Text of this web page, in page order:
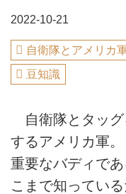
2022-10-21
自衛隊とアメリカ
豆知識
自衛隊とタッグ
するアメリカ軍
重要なバディで
こまで知ってい